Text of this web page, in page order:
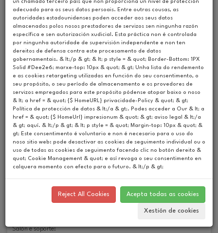
Exposicións
Upcoming Events
Past Events
País:
USA
Salón e soporte:
un chamado terceiro país que non proporciona un nivel de protección
adecuado para os seus datos persoais. Entre outras cousas, as
autoridades estadounidenses poden acceder aos seus datos
almacenados polos nosos prestadores de servizos sen ningunha razón
específica e sen autorización xudicial. Esta práctica non é controlada
por ningunha autoridade de supervisión independente e non ten
dereitos de defensa contra este procesamento de datos
gobernamentais. & lt;/p & gt; & lt; p style = & quot; Border-Bottom: 1PX
Solid #Dee2e6; marxe-top: 10px & quot; & gt; Unha lista do rendemento
e as cookies retargeting utilizadas en función do seu consentimento, o
seu propósito, o seu período de almacenamento e os provedores de
servizos empregados para este propósito pódense atopar baixo o noso
& lt; a href = & quot; {$ HomeURL} privacidade-Policy & quot; & gt;
Política de protección de datos & lt;/a & gt;. Podes acceder a Our & lt; a
href = & quot; {$ HomeUrl} impresionum & quot; & gt; aviso legal & lt;/a
& gt; aquí. & lt;/p & gt; & lt; p style = & quot; Margin-top: 10px & quot; &
gt; Este consentimento é voluntario e non é necesario para o uso do
noso sitio web: pode desactivar as cookies de seguimento individual ou o
uso de todas as cookies de seguimento facendo clic no botón dereito &
quot; Cookie Management & quot; e así revoga o seu consentimento en
calquera momento con efecto para o futuro. & lt;/p & gt;
Reject All Cookies Acepta todas as cookies
Xestión de cookies